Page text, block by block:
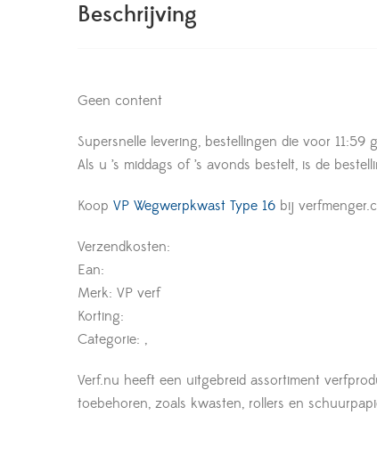
Beschrijving
Geen content
Supersnelle levering, bestellingen die voor
Als u ’s middags of ’s avonds bestelt, is de
Koop VP Wegwerpkwast Type 16 bij
Verzendkosten:
Ean:
Merk: VP verf
Korting:
Categorie: ,
Verf.nu heeft een uitgebreid assortiment
toebehoren, zoals kwasten, rollers en